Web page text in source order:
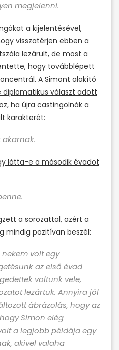
megjelenni.
a kijelentésével,
visszatérjen ebben a
lezárult, de most a
hogy továbblépett
A Simont alakító
diplomatikus választ adott
ha újra castingolnák a
karakterét:
akarnak.
látta-e a második évadot
a sorozattal, azért a
mindig pozitívan beszél:
volt egy
az első évad
voltunk vele,
lezártuk. Annyira jól
ábrázolás, hogy az
Simon elég
a legjobb példája egy
akivel valaha